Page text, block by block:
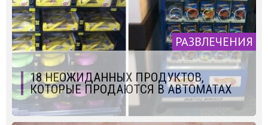
РАЗВЛЕЧЕНИЯ
18 НЕОЖИДАННЫХ ПРОДУКТОВ,
КОТОРЫЕ ПРОДАЮТСЯ В АВТОМАТАХ